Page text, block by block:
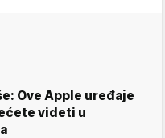
Ove Apple uređaje
videti u